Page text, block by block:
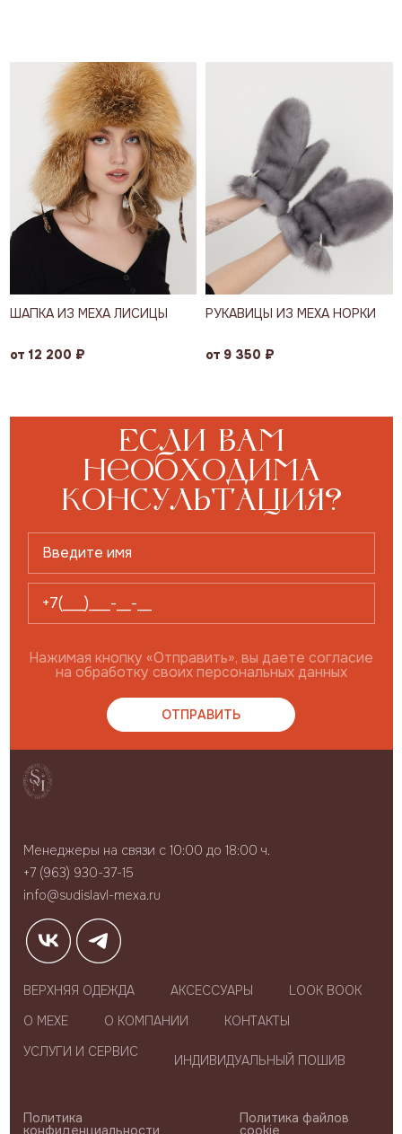
ШАПКА ИЗ МЕХА ЛИСИЦЫ
от 12 200 ₽
РУКАВИЦЫ ИЗ МЕХА НОРКИ
от 9 350 ₽
Если вам
необходима
консультация?
Нажимая кнопку «Отправить», вы даете согласие
на обработку своих персональных данных
Менеджеры на связи с 10:00 до 18:00 ч.
+7 (963) 930-37-15
info@sudislavl-mexa.ru
ВЕРХНЯЯ ОДЕЖДА АКСЕССУАРЫ
LOOK BOOK
О МЕХЕ
О КОМПАНИИ
КОНТАКТЫ
УСЛУГИ И СЕРВИС
ИНДИВИДУАЛЬНЫЙ ПОШИВ
Политика
конфиденциальности
Политика файлов
cookie